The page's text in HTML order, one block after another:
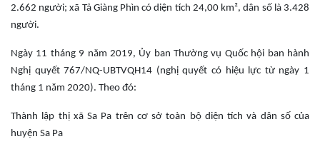
2.662 người; xã Tả Giàng Phìn có diện tích 24,00 km², dân số là 3.428
người.
Ngày 11 tháng 9 năm 2019, Ủy ban Thường vụ Quốc hội ban hành
Nghị quyết 767/NQ-UBTVQH14 (nghị quyết có hiệu lực từ ngày 1
tháng 1 năm 2020). Theo đó:
Thành lập thị xã Sa Pa trên cơ sở toàn bộ diện tích và dân số của
huyện Sa Pa